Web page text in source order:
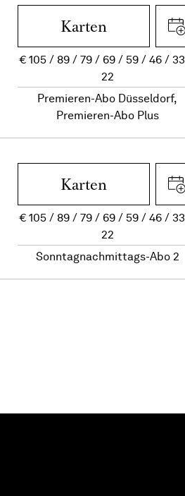
Karten
€105 89 79 69 59 46
33
22
Premieren-Abo Düsseldorf,
Premieren-Abo Plus
Karten
€105 89 79 69 59 46
33
22
Sonntagnachmittags-Abo 2